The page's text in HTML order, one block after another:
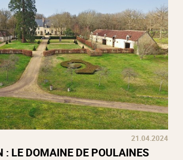
21.04.2024
: LE DOMAINE DE POULAINES